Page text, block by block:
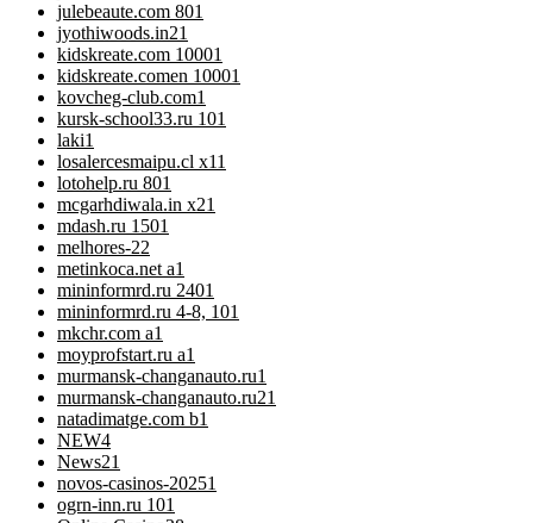
julebeaute.com 801
jyothiwoods.in21
kidskreate.com 10001
kidskreate.comen 10001
kovcheg-club.com1
kursk-school33.ru 101
laki1
losalercesmaipu.cl x11
lotohelp.ru 801
mcgarhdiwala.in x21
mdash.ru 1501
melhores-22
metinkoca.net a1
mininformrd.ru 2401
mininformrd.ru 4-8, 101
mkchr.com a1
moyprofstart.ru a1
murmansk-changanauto.ru1
murmansk-changanauto.ru21
natadimatge.com b1
NEW4
News21
novos-casinos-20251
ogrn-inn.ru 101